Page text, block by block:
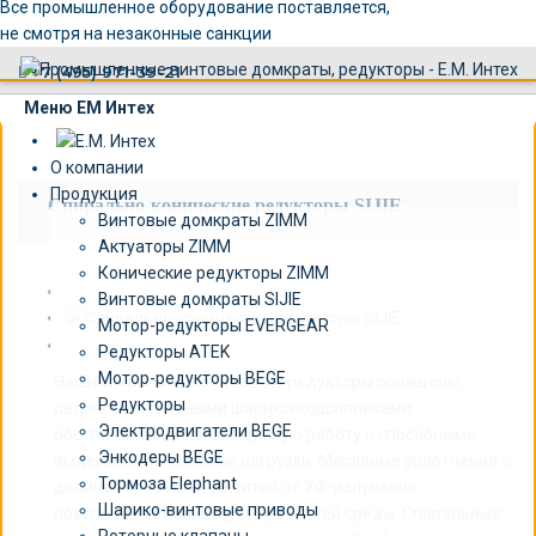
Все промышленное оборудование поставляется,
не смотря на незаконные санкции
+7 (495) 971-39-21
Меню ЕМ Интех
О компании
Продукция
Винтовые домкраты ZIMM
Актуаторы ZIMM
Конические редукторы ZIMM
Винтовые домкраты SIJIE
Мотор-редукторы EVERGEAR
Редукторы ATEK
Мотор-редукторы BEGE
Редукторы
Электродвигатели BEGE
Энкодеры BEGE
Тормоза Elephant
Шарико-винтовые приводы
Спирально-конические редукторы SIJIE
Наши спирально-конические редукторы оснащены
радиально-упорными шарикоподшипниками,
обеспечивающими бесшумную работу и способными
выдерживать боковые нагрузки. Масляные уплотнения с
двойной кромкой и защитой от УФ-излучения
обеспечивают защиту окружающей среды. Спиральные